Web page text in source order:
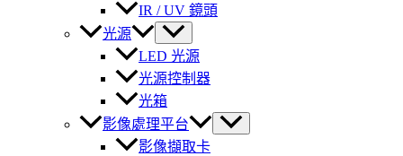
IR / UV 鏡頭
光源
LED 光源
光源控制器
光箱
影像處理平台
影像擷取卡